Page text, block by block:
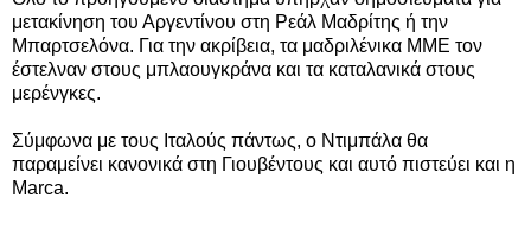
μετακίνηση του Αργεντίνου στη Ρεάλ Μαδρίτης ή την
Μπαρτσελόνα. Για την ακρίβεια, τα μαδριλένικα ΜΜΕ τον
έστελναν στους μπλαουγκράνα και τα καταλανικά στους
μερένγκες.
Σύμφωνα με τους Ιταλούς πάντως, ο Ντιμπάλα θα
παραμείνει κανονικά στη Γιουβέντους και αυτό πιστεύει και η
Marca.